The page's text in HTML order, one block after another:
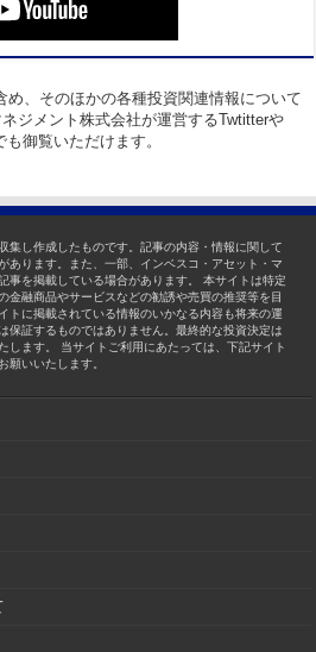
、そのほかの各種投資関連情報について
ジメント株式会社が運営するTwtitterや
御覧いただけます。
集し作成したものです。記事の内容・情報に関して
あります。また、一部、インベスコ・アセット・マ
事を掲載している場合があります。 本サイトは特定
金融商品やサービスなどの勧誘や売買の推奨等を目
トに掲載されている情報のいかなる内容も将来の運
保証するものではありません。最終的な投資決定は
します。 当サイトご利用にあたっては、下記サイト
願いいたします。